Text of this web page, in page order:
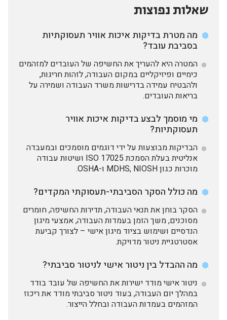
שאלות נפוצות
מה מטרת בדיקות איכות אוויר תעסוקתיות
בסביבת עובד?
המטרה היא להעריך את החשיפה של העובדים למזהמים
כימיים ופיזיקליים במקום העבודה, לזהות חריגות,
ולהבטיח עמידה בדרישות משרד העבודה ושמירה על
בריאות העובדים.
מי מוסמך לבצע בדיקות איכות אוויר
תעסוקתיות?
הבדיקות מבוצעות על ידי דוגמים מוסמכים ובמעבדה
אנליטית בעלת הסמכת ISO 17025 ושיטות עבודה
מוכרות כגון MDHS, NIOSH ו-OSHA.
מה כולל הסקר הסביבתי-תעסוקתי המקדים?
הסקר בוחן את תנאי העבודה, תדירות החשיפה, חומרים
מסוכנים, משך הזמן בעמדות העבודה, אמצעי מיגון
הנדסיים ושימוש בציוד מיגון אישי – לצורך קביעת
אסטרטגיית ניטור מדויקת.
מה ההבדל בין ניטור אישי לניטור סביבתי?
ניטור אישי מודד ישירות את החשיפה של עובד בודד
במהלך יום העבודה, בעוד ניטור סביבתי מודד את ריכוז
המזהמים בעמדות העבודה ובחלל הייצור.